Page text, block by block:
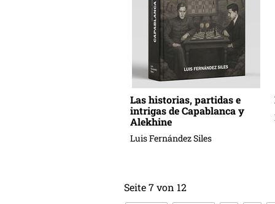
Las historias, partidas e
intrigas de Capablanca y
Alekhine
Luis Fernández Siles
Seite 7 von 12